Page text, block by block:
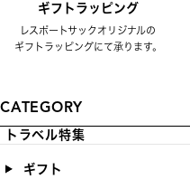
ギフトラッピング
レスポートサックオリジナルの
ギフトラッピングにて承ります。
CATEGORY
トラベル特集
ギフト